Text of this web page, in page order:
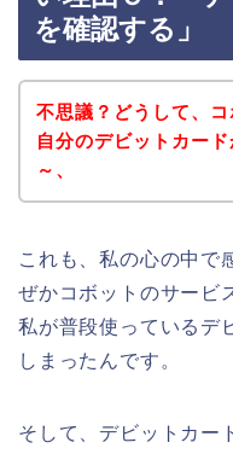
を確認する」
不思議？どうして、
自分のデビットカー
～、
これも、私の心の中で
ぜかコボットのサービ
私が普段使っているデ
しまったんです。
そして、デビットカー